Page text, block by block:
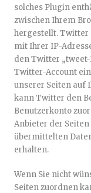
solches Plugin
zwischen Ihrem
hergestellt. Twitter
mit Ihrer IP-
den Twitter
Twitter-Account
unserer Seiten auf
kann Twitter den
Benutzerkonto
Anbieter der
übermittelten
erhalten.
Wenn Sie nicht
Seiten zuordnen